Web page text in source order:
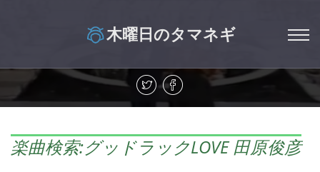
木曜日のタマネギ
楽曲検索:グッドラックLOVE 田原俊彦